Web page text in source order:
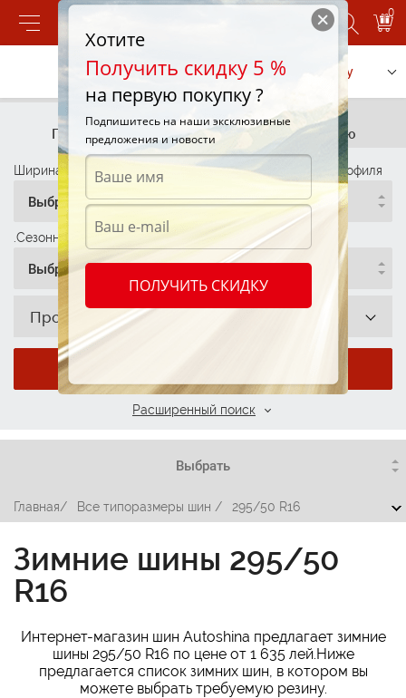
0
Позвонить Заказать услугу
Подбор шин
По параметрам
Подбор шин
По автомобилю
Ширина профиля
Выбрать
Высота Профиля
Выбрать
Диаметр Профиля
Выбрать
.Сезонность
Выбрать
Производитель
Расширенный поиск
Главная/ Все типоразмеры шин / 295/50 R16
Зимние шины 295/50
R16
Интернет-магазин шин Autoshina предлагает зимние
шины 295/50 R16 по цене от 1 635 лей.Ниже
предлагается список зимних шин, в котором вы
можете выбрать требуемую резину.
Хотите
Получить скидку 5 %
на первую покупку ?
Подпишитесь на наши эксклюзивные
предложения и новости
ПОЛУЧИТЬ СКИДКУ